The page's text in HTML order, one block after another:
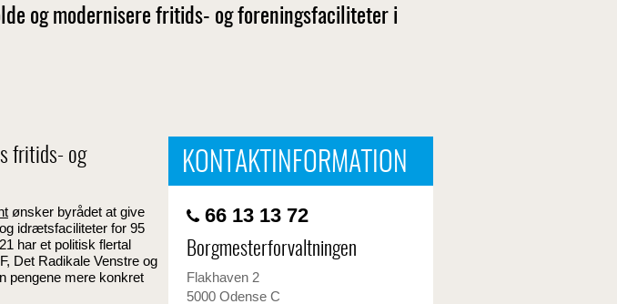
og modernisere fritids- og foreningsfaciliteter i
KONTAKTINFORMATION
66 13 13 72
Borgmesterforvaltningen
Flakhaven 2
5000 Odense C
fritids- og
ønsker byrådet at give
idrætsfaciliteter for 95
har et politisk flertal
Det Radikale Venstre og
pengene mere konkret